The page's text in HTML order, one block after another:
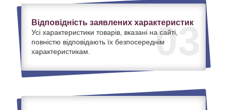
03
Відповідність заявлених характеристик
Усі характеристики товарів, вказані на сайті,
повністю відповідають їх безпосереднім
характеристикам.